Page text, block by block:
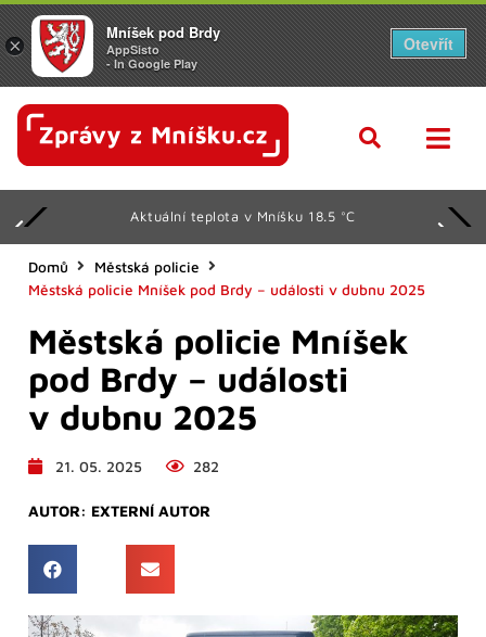
Aktuální teplota v Mníšku 18.5 °C
Domů
Městská policie
Městská policie Mníšek pod Brdy – události v dubnu 2025
Městská policie Mníšek
pod Brdy – události
v dubnu 2025
21. 05. 2025 282
AUTOR: EXTERNÍ AUTOR
×
Mníšek pod Brdy
AppSisto
- In Google Play
Otevřít